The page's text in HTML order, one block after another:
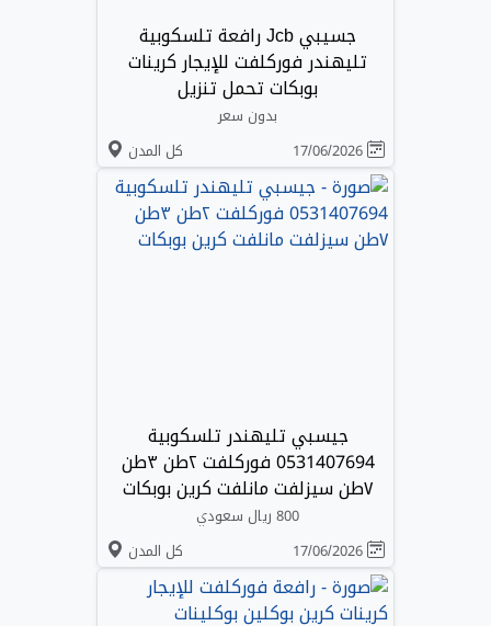
جسيبي Jcb رافعة تلسكوبية
تليهندر فوركلفت للإيجار كرينات
بوبكات تحمل تنزيل
بدون سعر
كل المدن
جيسبي تليهندر تلسكوبية
0531407694 فوركلفت ٢طن ٣طن
٧طن سيزلفت مانلفت كرين بوبكات
800 ريال سعودي
كل المدن